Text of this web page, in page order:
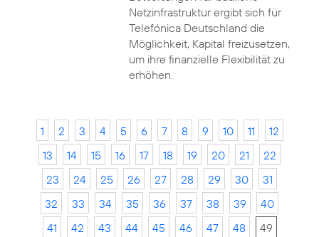
Netzinfrastruktur ergibt sich für
Telefónica Deutschland die
Möglichkeit, Kapital freizusetzen,
um ihre finanzielle Flexibilität zu
erhöhen.
1 2 3 4 5 6 7 8 9 10 11
12
13
14 15 16 17 18 19 20 21
22
23
24 25 26 27 28 29 30
31
32
33 34 35 36 37 38 39
40
41
42 43 44 45 46 47 48
49